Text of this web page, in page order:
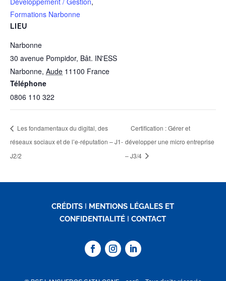
Formations Narbonne
LIEU
Narbonne
30 avenue Pompidor, Bât. IN'ESS
Narbonne, Aude 11100 France
Téléphone
0806 110 322
Les fondamentaux du digital, des
réseaux sociaux et de l’e-réputation – J1-
J2/2
Certification : Gérer et
développer une micro entreprise
– J3/4
CRÉDITS I MENTIONS LÉGALES ET
CONFIDENTIALITÉ ICONTACT